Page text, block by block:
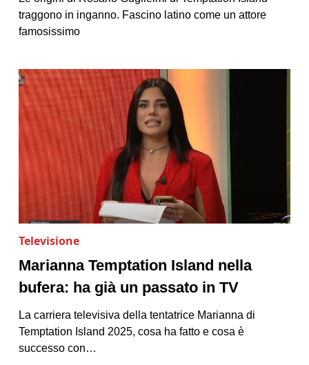
traggono in inganno. Fascino latino come un attore
famosissimo
Televisione
Marianna Temptation Island nella
bufera: ha già un passato in TV
La carriera televisiva della tentatrice Marianna di
Temptation Island 2025, cosa ha fatto e cosa è
successo con…